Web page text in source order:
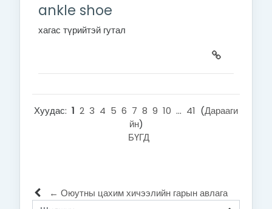
ankle shoe
хагас түрийтэй гутал
Хуудас: 1 2 3 4 5 6 7 8 9 10 ... 41 (Дарааги
йн)
БҮГД
← Оюутны цахим хичээлийн гарын авлага